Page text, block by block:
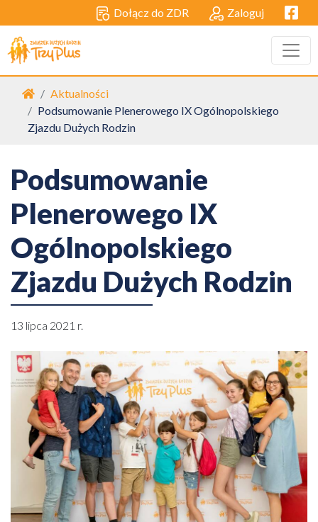
Dołącz do ZDR Zaloguj
Strona główna
Aktualności
Podsumowanie Plenerowego IX Ogólnopolskiego
Zjazdu Dużych Rodzin
Podsumowanie
Plenerowego IX
Ogólnopolskiego
Zjazdu Dużych Rodzin
13 lipca 2021 r.